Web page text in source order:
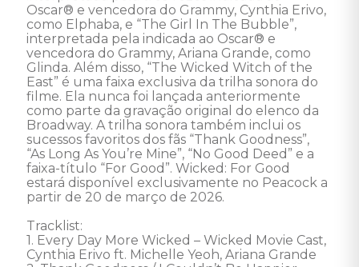
Oscar® e vencedora do Grammy, Cynthia Erivo,
como Elphaba, e “The Girl In The Bubble”,
interpretada pela indicada ao Oscar® e
vencedora do Grammy, Ariana Grande, como
Glinda. Além disso, “The Wicked Witch of the
East” é uma faixa exclusiva da trilha sonora do
filme. Ela nunca foi lançada anteriormente
como parte da gravação original do elenco da
Broadway. A trilha sonora também inclui os
sucessos favoritos dos fãs “Thank Goodness”,
“As Long As You’re Mine”, “No Good Deed” e a
faixa-título “For Good”. Wicked: For Good
estará disponível exclusivamente no Peacock a
partir de 20 de março de 2026.
Tracklist:
1. Every Day More Wicked – Wicked Movie Cast,
Cynthia Erivo ft. Michelle Yeoh, Ariana Grande